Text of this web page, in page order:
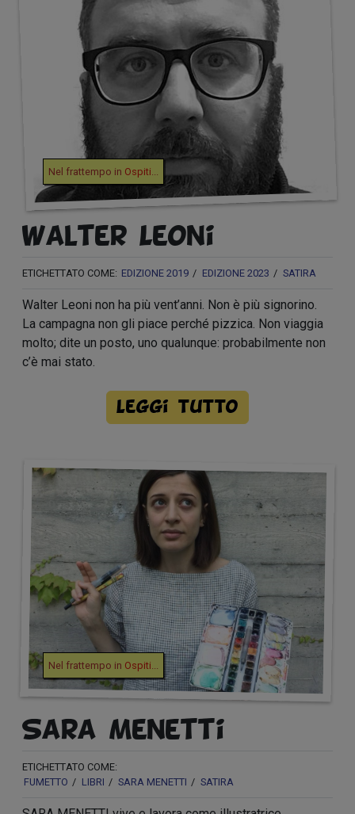
Nel frattempo in Ospiti
Walter Leoni
ETICHETTATO COME: EDIZIONE 2019 EDIZIONE 2023 SATIRA
Walter Leoni non ha più vent’anni. Non è più signorino.
La campagna non gli piace perché pizzica. Non viaggia
molto; dite un posto, uno qualunque: probabilmente non
c’è mai stato.
Leggi tutto
Nel frattempo in Ospiti
Sara Menetti
ETICHETTATO COME:
FUMETTO
LIBRI SARA MENETTI SATIRA